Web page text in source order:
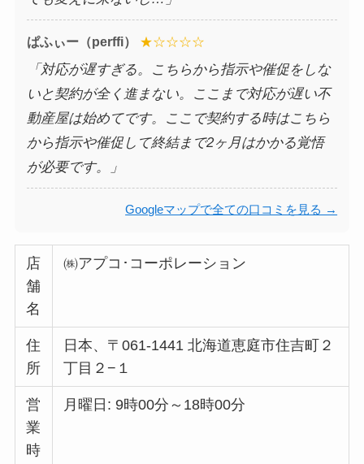
ぱふぃー（perffi） ★☆☆☆☆
「対応が遅すぎる。こちらから指示や催促をしな
いと契約が全く進まない。ここまで対応が遅い不
動産屋は始めてです。ここで契約する時はこちら
から指示や催促して終結まで2ヶ月はかかる覚悟
が必要です。」
Googleマップで全ての口コミを見る →
店
舗
名
㈱アプコ･コーポレーション
住
所
日本、〒061-1441 北海道恵庭市住吉町２
丁目２−１
営
業
時
月曜日: 9時00分～18時00分